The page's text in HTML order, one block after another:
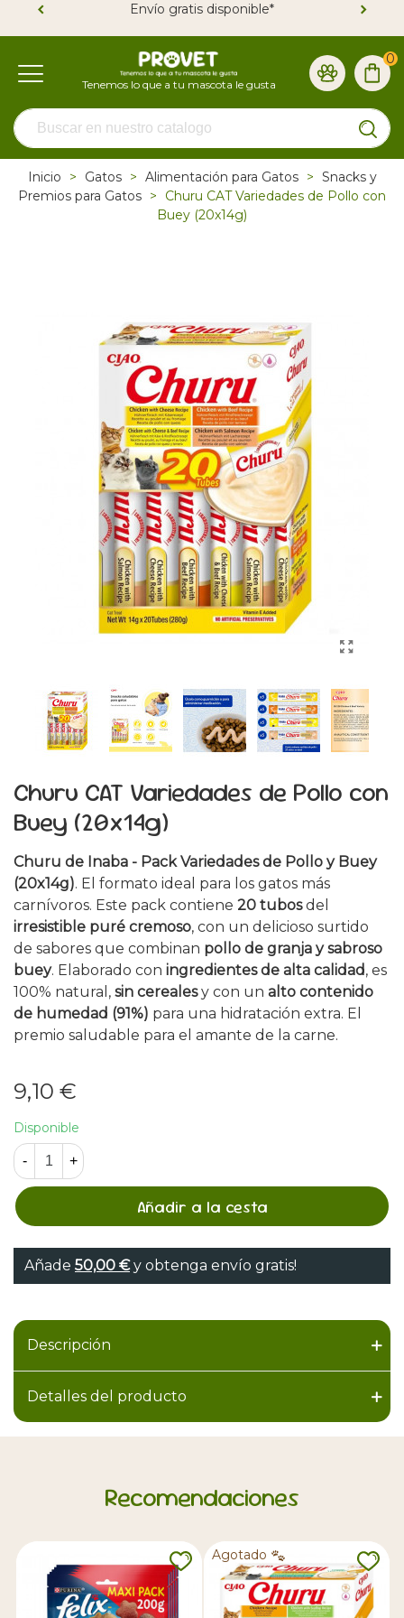
Envío gratis disponible*
0
Inicio > Gatos > Alimentación para Gatos > Snacks y
Premios para Gatos >
Churu CAT Variedades de Pollo con
Buey (20x14g)
Churu CAT Variedades de Pollo con
Buey (20x14g)
Churu de Inaba - Pack Variedades de Pollo y Buey
(20x14g). El formato ideal para los gatos más
carnívoros. Este pack contiene 20 tubosdel
irresistible puré cremoso, con un delicioso surtido
de sabores que combinan pollo de granja y sabroso
buey. Elaborado con ingredientes de alta calidad, es
100% natural, sin cerealesy con un alto contenido
de humedad (91%) para una hidratación extra. El
premio saludable para el amante de la carne.
9,10 €
Disponible
- +
Añadir a la cesta
Añade 50,00 €y obtenga envío gratis!
Descripción
Detalles del producto
Recomendaciones
Agotado